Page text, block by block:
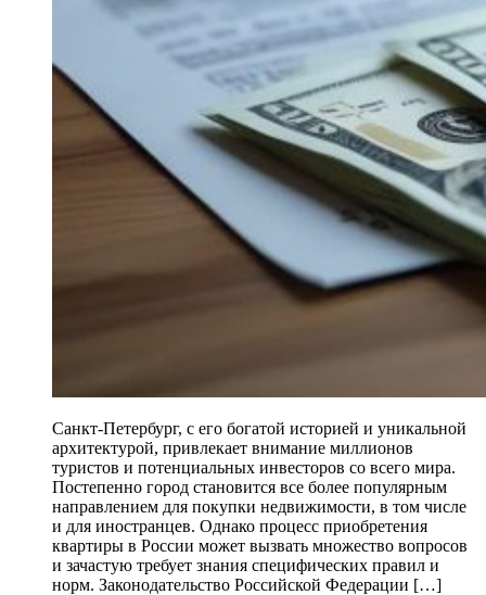
Санкт-Петербург, с его богатой историей и уникальной
архитектурой, привлекает внимание миллионов
туристов и потенциальных инвесторов со всего мира.
Постепенно город становится все более популярным
направлением для покупки недвижимости, в том числе
и для иностранцев. Однако процесс приобретения
квартиры в России может вызвать множество вопросов
и зачастую требует знания специфических правил и
норм. Законодательство Российской Федерации […]